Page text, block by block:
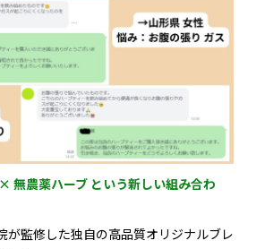
無農薬ハーブ という新しい組み合わ
が監修した独自の高品質オリジナルブレ